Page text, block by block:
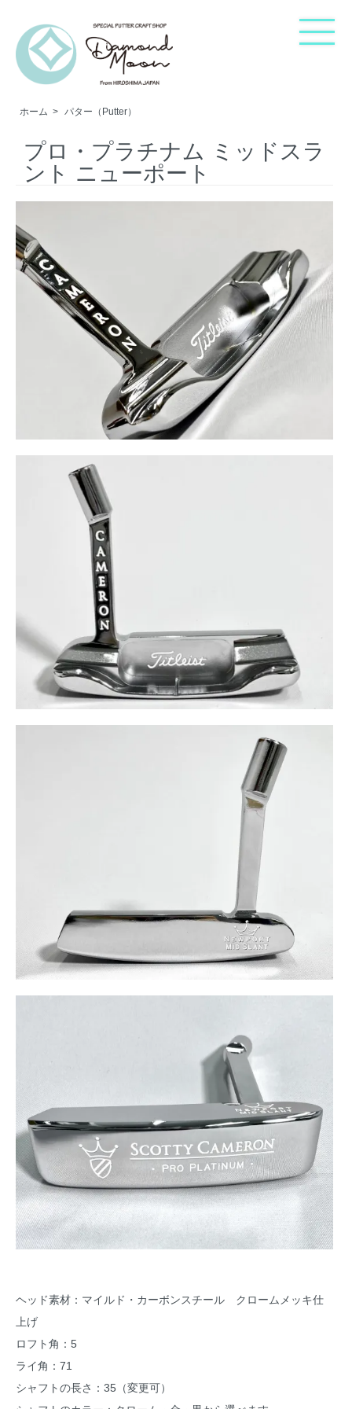
ご購入方法
ショップについて
お問い合わせ
ホーム > パター（Putter）
プロ・プラチナム ミッドスラ
ント ニューポート
ヘッド素材：マイルド・カーボンスチール クロームメッキ仕
上げ
ロフト角：5
ライ角：71
シャフトの長さ：35（変更可）